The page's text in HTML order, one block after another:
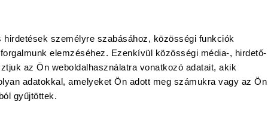
személyre szabásához, közösségi funkciók
elemzéséhez. Ezenkívül közösségi média-, hirdető-
az Ön weboldalhasználatra vonatkozó adatait, akik
adatokkal, amelyeket Ön adott meg számukra vagy az Ön
gyűjtöttek.
|
vedd a neten